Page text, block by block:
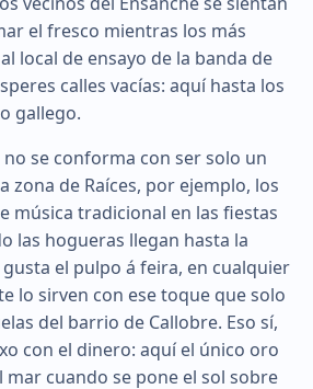
el fresco mientras los más
local de ensayo de la banda de
calles vacías: aquí hasta los
gallego.
se conforma con ser solo un
zona de Raíces, por ejemplo, los
música tradicional en las fiestas
las hogueras llegan hasta la
el pulpo á feira, en cualquier
lo sirven con ese toque que solo
del barrio de Callobre. Eso sí,
con el dinero: aquí el único oro
mar cuando se pone el sol sobre